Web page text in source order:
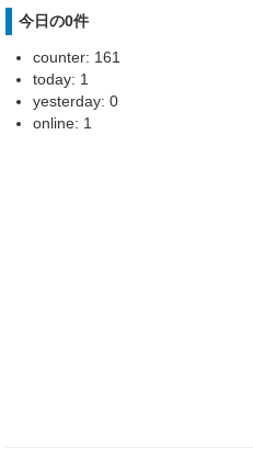
今日の0件
counter: 161
today: 1
yesterday: 0
online: 1